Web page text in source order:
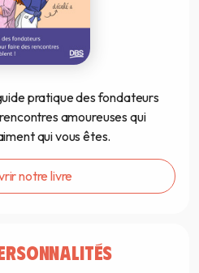
pratique des fondateurs
amoureuses qui
qui vous êtes.
notre livre